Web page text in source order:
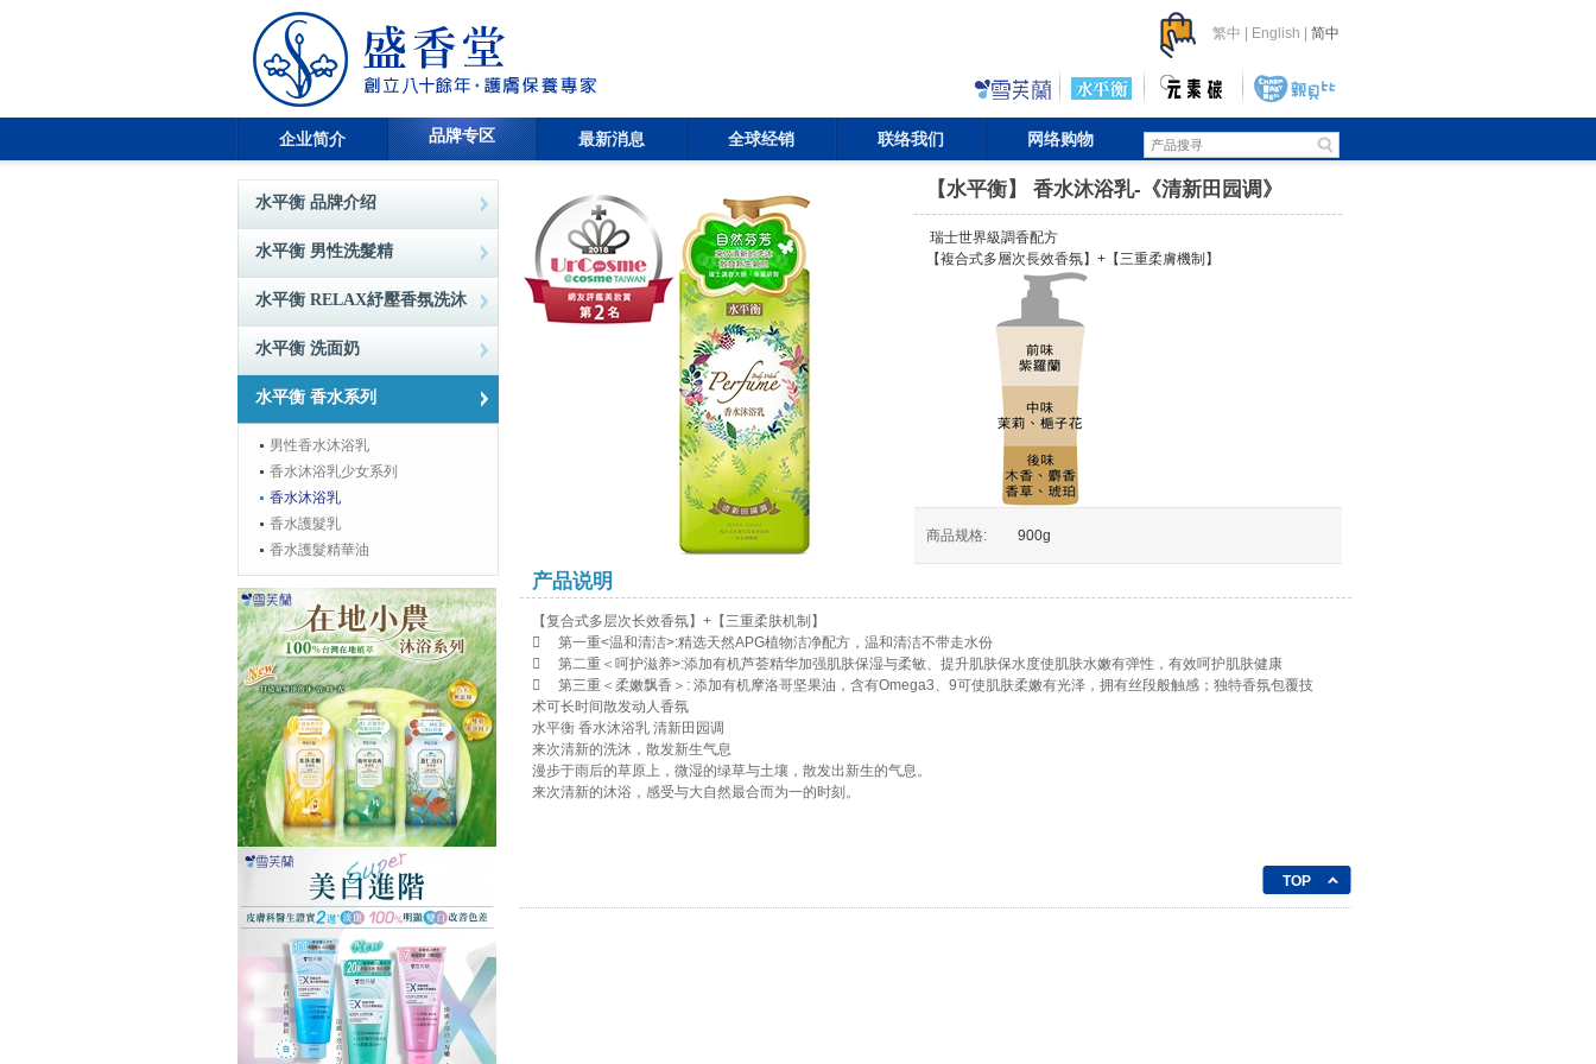
繁中 English 简中
企业简介 品牌专区 最新消息 全球经销 联络我们 网络购物
水平衡 品牌介绍
水平衡 男性洗髮精
水平衡 RELAX紓壓香氛洗沐
水平衡 洗面奶
水平衡 香水系列
男性香水沐浴乳
香水沐浴乳少女系列
香水沐浴乳
香水護髮乳
香水護髮精華油
【水平衡】 香水沐浴乳-《清新田园调》
瑞士世界級調香配方
【複合式多層次長效香氛】+【三重柔膚機制】
商品规格: 900g
产品说明
【复合式多层次长效香氛】+【三重柔肤机制】
 第一重<温和清洁>:精选天然APG植物洁净配方，温和清洁不带走水份
 第二重＜呵护滋养>:添加有机芦荟精华加强肌肤保湿与柔敏、提升肌肤保水度使肌肤水嫩有弹性，有效呵护肌肤健康
 第三重＜柔嫩飘香＞: 添加有机摩洛哥坚果油，含有Omega3、9可使肌肤柔嫩有光泽，拥有丝段般触感；独特香氛包覆技
术可长时间散发动人香氛
水平衡 香水沐浴乳 清新田园调
来次清新的洗沐，散发新生气息
漫步于雨后的草原上，微湿的绿草与土壤，散发出新生的气息。
来次清新的沐浴，感受与大自然最合而为一的时刻。
TOP